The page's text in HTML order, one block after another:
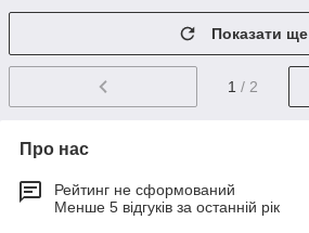
Показати ще
1 / 2
Про нас
Рейтинг не сформований
Менше 5 відгуків за останній рік